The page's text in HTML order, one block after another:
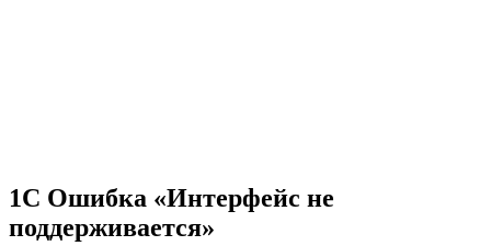
1С Ошибка «Интерфейс не
поддерживается»